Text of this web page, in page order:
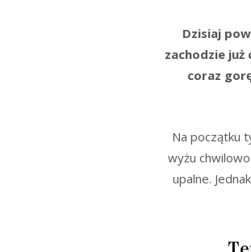
Dzisiaj
zachodzie
coraz
Na początku
wyżu
upalne.